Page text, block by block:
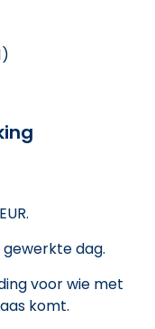
gewerkte dag.
voor wie met
komt.